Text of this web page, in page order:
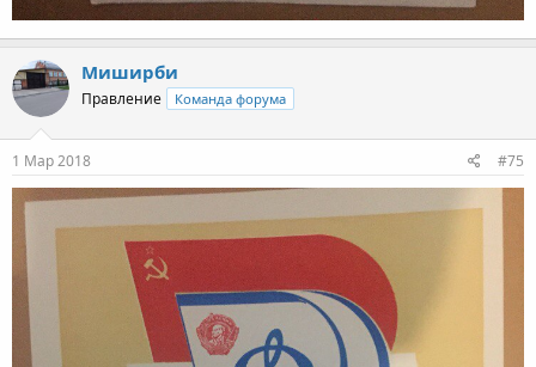
Миширби
Правление Команда форума
1 Мар 2018 #75